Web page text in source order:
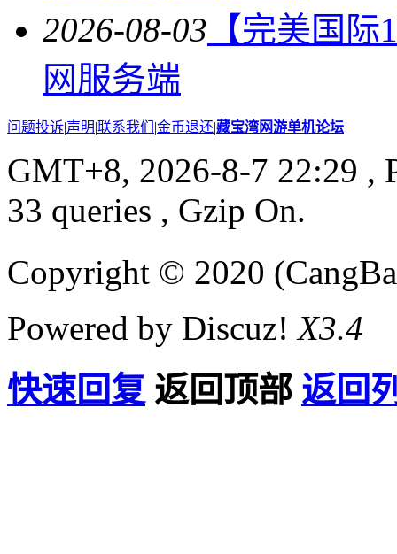
2026-08-03 【完美国
网服务端
问题投诉|声明|联系我们 |金币退还|藏宝湾网游单机论坛
GMT+8, 2026-8-7 22:29 ,
33 queries , Gzip On.
Copyright © 2020
Powered by Discuz!X3.4
快速回复 返回顶部 返回